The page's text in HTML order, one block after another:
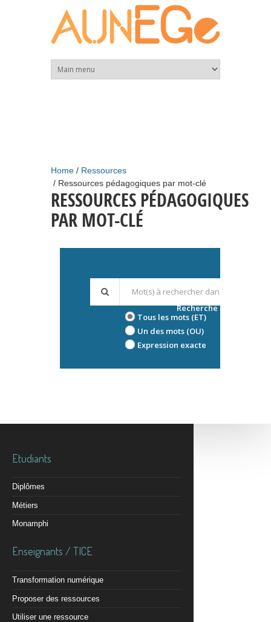
Home
Ressources
Ressources pédagogiques par mot-clé
RESSOURCES PÉDAGOGIQUES
PAR MOT-CLÉ
Tous les mots (ET)
Un des mots (OU)
Expression exacte
Recherche avancée
Etudiants
Diplômes
Métiers
Monamphi
Enseignants / TICE
Transformation numérique
Proposer des ressources
Utiliser une ressource